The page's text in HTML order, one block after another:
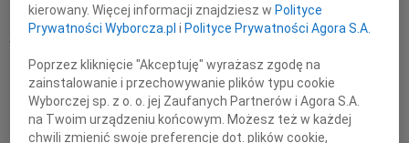
KRYSTYNA KOWANDY WIEK: 93
Z głębokim żalem zawiadamiamy, że w dniu 28 lipca
2026 w wieku 93 lat zmarła nasza ukochana Mama,
Babcia, Prababcia i Teściowa Krystyna Kowandy
Masza święta odbędzie się w dniu...
kierowany. Więcej informacji znajdziesz wPolityce
Prywatności Wyborcza.pl iPolityce Prywatności Agora S.A.
Poprzez kliknięcie "Akceptuję" wyrażasz zgodę na
zainstalowanie i przechowywanie plików typu cookie
Wyborczej sp. z o. o. jej Zaufanych Partnerów i Agora S.A.
na Twoim urządzeniu końcowym. Możesz też w każdej
chwili zmienić swoje preferencje dot. plików cookie,